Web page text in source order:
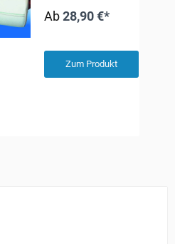
Ab28,90 €*
Zum Produkt